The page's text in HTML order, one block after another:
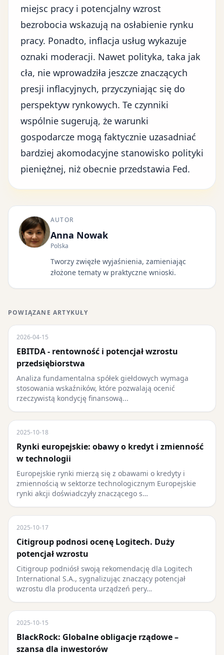
miejsc pracy i potencjalny wzrost
bezrobocia wskazują na osłabienie rynku
pracy. Ponadto, inflacja usług wykazuje
oznaki moderacji. Nawet polityka, taka jak
cła, nie wprowadziła jeszcze znaczących
presji inflacyjnych, przyczyniając się do
perspektyw rynkowych. Te czynniki
wspólnie sugerują, że warunki
gospodarcze mogą faktycznie uzasadniać
bardziej akomodacyjne stanowisko polityki
pieniężnej, niż obecnie przedstawia Fed.
AUTOR
Anna Nowak
Polska
Tworzy zwięzłe wyjaśnienia, zamieniając
złożone tematy w praktyczne wnioski.
POWIĄZANE ARTYKUŁY
2026-04-15
EBITDA - rentowność i potencjał wzrostu
przedsiębiorstwa
Analiza fundamentalna spółek giełdowych wymaga
stosowania wskaźników, które pozwalają ocenić
rzeczywistą kondycję finansową...
2025-10-18
Rynki europejskie: obawy o kredyt i zmienność
w technologii
Europejskie rynki mierzą się z obawami o kredyty i
zmiennością w sektorze technologicznym Europejskie
rynki akcji doświadczyły znaczącego s…
2025-10-17
Citigroup podnosi ocenę Logitech. Duży
potencjał wzrostu
Citigroup podniósł swoją rekomendację dla Logitech
International S.A., sygnalizując znaczący potencjał
wzrostu dla producenta urządzeń pery…
2025-10-15
BlackRock: Globalne obligacje rządowe –
szansa dla inwestorów